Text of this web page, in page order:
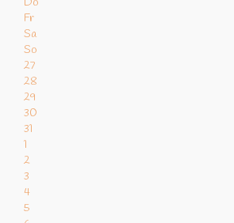
Fr
Sa
So
27
28
29
30
31
1
2
3
4
5